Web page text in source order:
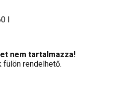
l
nem tartalmazza!
rendelhető.